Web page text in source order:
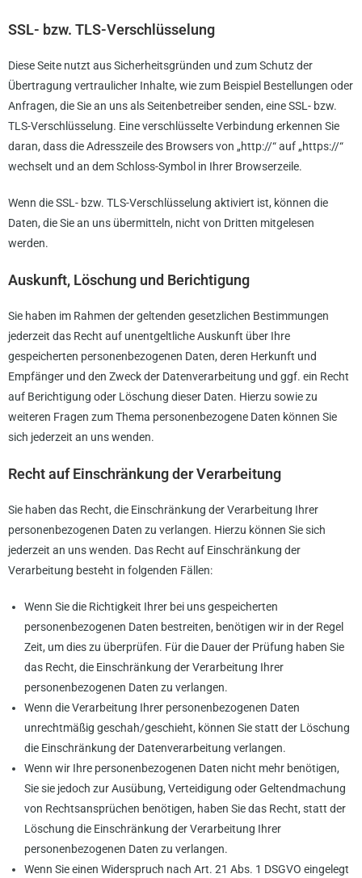
SSL- bzw. TLS-Verschlüsselung
Diese Seite nutzt aus Sicherheitsgründen und zum Schutz der
Übertragung vertraulicher Inhalte, wie zum Beispiel Bestellungen oder
Anfragen, die Sie an uns als Seitenbetreiber senden, eine SSL- bzw.
TLS-Verschlüsselung. Eine verschlüsselte Verbindung erkennen Sie
daran, dass die Adresszeile des Browsers von „http://“ auf „https://“
wechselt und an dem Schloss-Symbol in Ihrer Browserzeile.
Wenn die SSL- bzw. TLS-Verschlüsselung aktiviert ist, können die
Daten, die Sie an uns übermitteln, nicht von Dritten mitgelesen
werden.
Auskunft, Löschung und Berichtigung
Sie haben im Rahmen der geltenden gesetzlichen Bestimmungen
jederzeit das Recht auf unentgeltliche Auskunft über Ihre
gespeicherten personenbezogenen Daten, deren Herkunft und
Empfänger und den Zweck der Datenverarbeitung und ggf. ein Recht
auf Berichtigung oder Löschung dieser Daten. Hierzu sowie zu
weiteren Fragen zum Thema personenbezogene Daten können Sie
sich jederzeit an uns wenden.
Recht auf Einschränkung der Verarbeitung
Sie haben das Recht, die Einschränkung der Verarbeitung Ihrer
personenbezogenen Daten zu verlangen. Hierzu können Sie sich
jederzeit an uns wenden. Das Recht auf Einschränkung der
Verarbeitung besteht in folgenden Fällen:
Wenn Sie die Richtigkeit Ihrer bei uns gespeicherten
personenbezogenen Daten bestreiten, benötigen wir in der Regel
Zeit, um dies zu überprüfen. Für die Dauer der Prüfung haben Sie
das Recht, die Einschränkung der Verarbeitung Ihrer
personenbezogenen Daten zu verlangen.
Wenn die Verarbeitung Ihrer personenbezogenen Daten
unrechtmäßig geschah/geschieht, können Sie statt der Löschung
die Einschränkung der Datenverarbeitung verlangen.
Wenn wir Ihre personenbezogenen Daten nicht mehr benötigen,
Sie sie jedoch zur Ausübung, Verteidigung oder Geltendmachung
von Rechtsansprüchen benötigen, haben Sie das Recht, statt der
Löschung die Einschränkung der Verarbeitung Ihrer
personenbezogenen Daten zu verlangen.
Wenn Sie einen Widerspruch nach Art. 21 Abs. 1 DSGVO eingelegt